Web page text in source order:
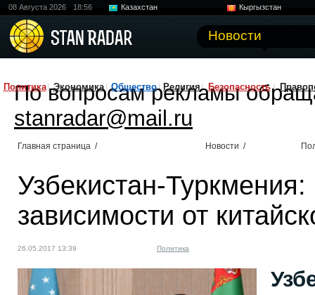
08 Августа 2026 18:56 Казахстан
Кыргызстан
Новости
Политика Экономика Общество Религия Безопасность
По вопросам рекламы
stanradar@mail.ru
Главная страница / Новости /
Узбекистан-
зависимости от
26.05.2017 13:39 Политика